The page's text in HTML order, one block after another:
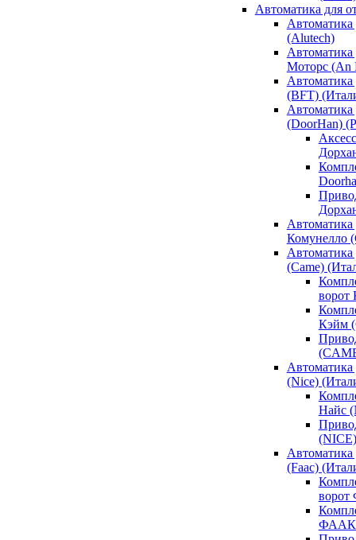
Автоматика для
(Alutech)
Моторс (An
(BFT)
Автоматика
(DoorHan)
Автоматика
Комунелло
(Came)
ворот
Кэйм
Автоматика
(Nice)
Найс
(NICE)
(Faac)
ФААК